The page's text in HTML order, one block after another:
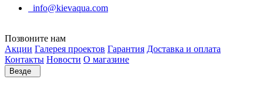
info@kievaqua.com
Позвоните нам
Акции Галерея проектов Гарантия Доставка и оплата
Контакты Новости О магазине
Везде